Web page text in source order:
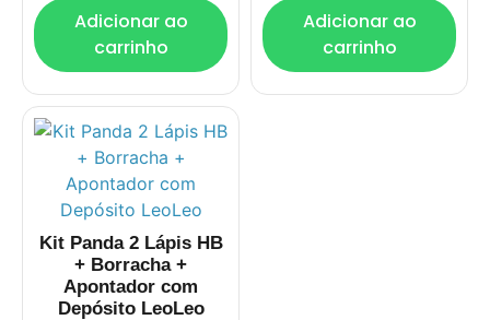
Adicionar ao
carrinho
Adicionar ao
carrinho
Kit Panda 2 Lápis HB
+ Borracha +
Apontador com
Depósito LeoLeo